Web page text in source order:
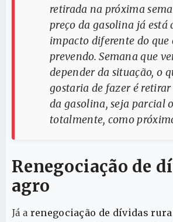
retirada na próxima
preço da gasolina já está
impacto diferente do que
prevendo. Semana que
depender da situação, o
gostaria de fazer é retirar
da gasolina, seja parcial
totalmente, como
Renegociação de
agro
Já a renegociação de dívidas